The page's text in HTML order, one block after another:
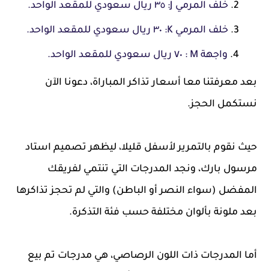
خلف المرمي J: ٣٥ ريال سعودي للمقعد الواحد.
خلف المرمي K: ٣٠ ريال سعودي للمقعد الواحد.
واجهة M : ٧٠ ريال سعودي للمقعد الواحد.
بعد معرفتنا معا أسعار تذاكر المباراة، دعونا الآن
نستكمل الحجز.
حيث نقوم بالتمرير لأسفل قليلا، ليظهر تصميم استاد
مرسول بارك، ونجد المدرجات التي تنتمي لفريقك
المفضل (سواء النصر أو الباطن) والتي لم تحجز تذاكرها
بعد ملونة بألوان مختلفة حسب فئة التذكرة.
أما المدرجات ذات اللون الرصاصي، هي مدرجات تم بيع